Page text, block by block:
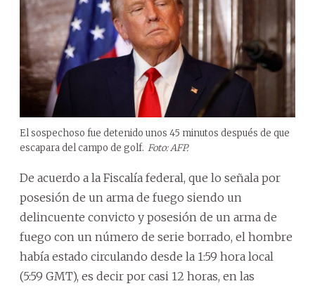
El sospechoso fue detenido unos 45 minutos después de que
escapara del campo de golf. Foto: AFP.
De acuerdo a la Fiscalía federal, que lo señala por
posesión de un arma de fuego siendo un
delincuente convicto y posesión de un arma de
fuego con un número de serie borrado, el hombre
había estado circulando desde la 1:59 hora local
(5:59 GMT), es decir por casi 12 horas, en las